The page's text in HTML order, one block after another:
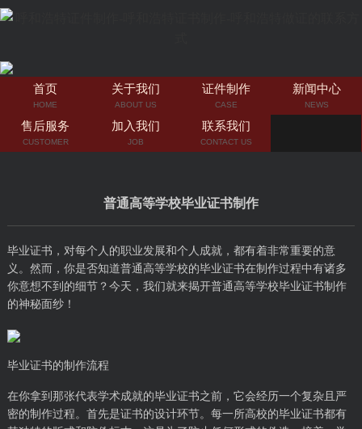
首页
HOME
关于我们
ABOUT US
证件制作
CASE
新闻中心
NEWS
售后服务
CUSTOMER
加入我们
JOB
联系我们
CONTACT US
普通高等学校毕业证书制作
毕业证书，对每个人的职业发展和个人成就，都有着非常重要的意
义。然而，你是否知道普通高等学校的毕业证书在制作过程中有诸多
你意想不到的细节？今天，我们就来揭开普通高等学校毕业证书制作
的神秘面纱！
毕业证书的制作流程
在你拿到那张代表学术成就的毕业证书之前，它会经历一个复杂且严
密的制作过程。首先是证书的设计环节。每一所高校的毕业证书都有